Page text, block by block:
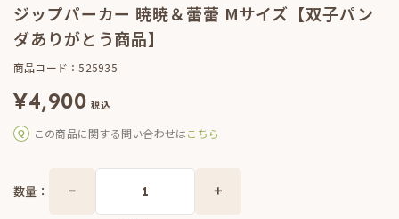
ジップパーカー 暁暁＆蕾蕾 Mサイズ【双子パン
ダありがとう商品】
商品コード：525935
¥4,900 税込
この商品に関する問い合わせはこちら
数量：